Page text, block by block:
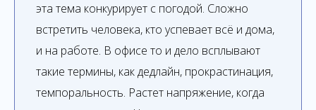
эта тема конкурирует с погодой. Сложно
встретить человека, кто успевает всё и дома,
и на работе. В офисе то и дело всплывают
такие термины, как дедлайн, прокрастинация,
темпоральность. Растет напряжение, когда